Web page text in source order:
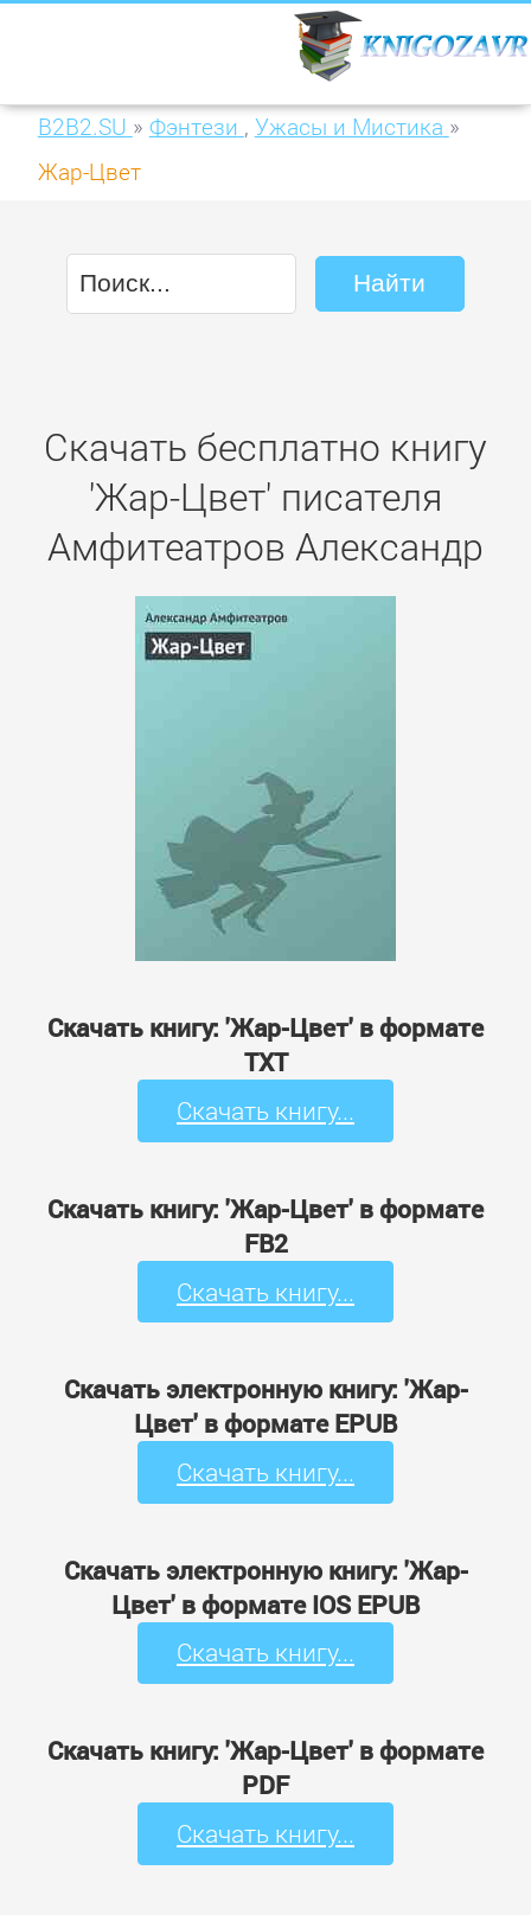
B2B2.SU » Фэнтези , Ужасы и Мистика »
Жар-Цвет
Скачать бесплатно книгу
'Жар-Цвет' писателя
Амфитеатров Александр
Скачать книгу: 'Жар-Цвет' в формате
TXT
Скачать книгу...
Скачать книгу: 'Жар-Цвет' в формате
FB2
Скачать книгу...
Скачать электронную книгу: 'Жар-
Цвет' в формате EPUB
Скачать книгу...
Скачать электронную книгу: 'Жар-
Цвет' в формате IOS EPUB
Скачать книгу...
Скачать книгу: 'Жар-Цвет' в формате
PDF
Скачать книгу...